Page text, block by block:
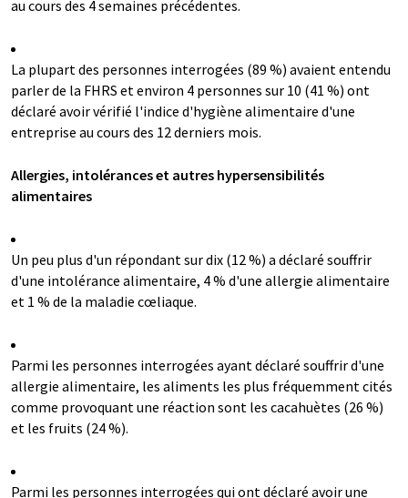
au cours des 4 semaines précédentes.
La plupart des personnes interrogées (89 %) avaient entendu
parler de la FHRS et environ 4 personnes sur 10 (41 %) ont
déclaré avoir vérifié l'indice d'hygiène alimentaire d'une
entreprise au cours des 12 derniers mois.
Allergies, intolérances et autres hypersensibilités
alimentaires
Un peu plus d'un répondant sur dix (12 %) a déclaré souffrir
d'une intolérance alimentaire, 4 % d'une allergie alimentaire
et 1 % de la maladie cœliaque.
Parmi les personnes interrogées ayant déclaré souffrir d'une
allergie alimentaire, les aliments les plus fréquemment cités
comme provoquant une réaction sont les cacahuètes (26 %)
et les fruits (24 %).
Parmi les personnes interrogées qui ont déclaré avoir une